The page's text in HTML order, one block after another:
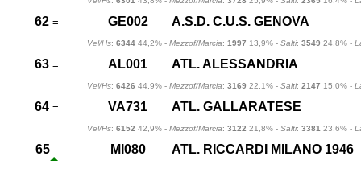
62 = GE002 A.S.D. C.U.S. GENOVA
Vel/Hs: 6344 44,2% - Mezzof/Marcia: 1997 13,9% - Salti: 3549 24,8% -
63 = AL001 ATL. ALESSANDRIA
Vel/Hs: 6426 44,9% - Mezzof/Marcia: 3169 22,1% - Salti: 2147 15,0% -
64 = VA731 ATL. GALLARATESE
Vel/Hs: 6152 42,9% - Mezzof/Marcia: 3122 21,8% - Salti: 3381 23,6% -
65 MI080 ATL. RICCARDI MILANO 1946